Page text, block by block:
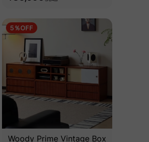
5％OFF
Woody Prime Vintage Box